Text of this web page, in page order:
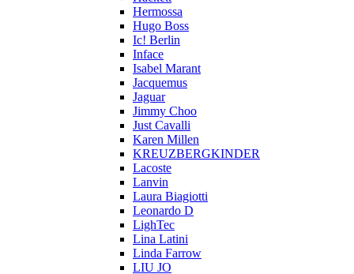
Hermossa
Hugo Boss
Ic! Berlin
Inface
Isabel Marant
Jacquemus
Jaguar
Jimmy Choo
Just Cavalli
Karen Millen
KREUZBERGKINDER
Lacoste
Lanvin
Laura Biagiotti
Leonardo D
LighTec
Lina Latini
Linda Farrow
LIU JO